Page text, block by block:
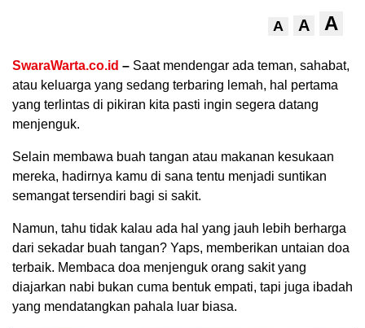
A A A
SwaraWarta.co.id – Saat mendengar ada teman, sahabat,
atau keluarga yang sedang terbaring lemah, hal pertama
yang terlintas di pikiran kita pasti ingin segera datang
menjenguk.
Selain membawa buah tangan atau makanan kesukaan
mereka, hadirnya kamu di sana tentu menjadi suntikan
semangat tersendiri bagi si sakit.
Namun, tahu tidak kalau ada hal yang jauh lebih berharga
dari sekadar buah tangan? Yaps, memberikan untaian doa
terbaik. Membaca doa menjenguk orang sakit yang
diajarkan nabi bukan cuma bentuk empati, tapi juga ibadah
yang mendatangkan pahala luar biasa.